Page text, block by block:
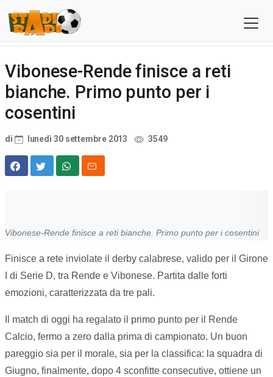
Vibonese-Rende finisce a reti
bianche. Primo punto per i
cosentini
di lunedì 30 settembre 2013 3549
Vibonese-Rende finisce a reti bianche. Primo punto per i cosentini
Finisce a rete inviolate il derby calabrese, valido per il Girone
I di Serie D, tra Rende e Vibonese. Partita dalle forti
emozioni, caratterizzata da tre pali.
Il match di oggi ha regalato il primo punto per il Rende
Calcio, fermo a zero dalla prima di campionato. Un buon
pareggio sia per il morale, sia per la classifica: la squadra di
Giugno, finalmente, dopo 4 sconfitte consecutive, ottiene un